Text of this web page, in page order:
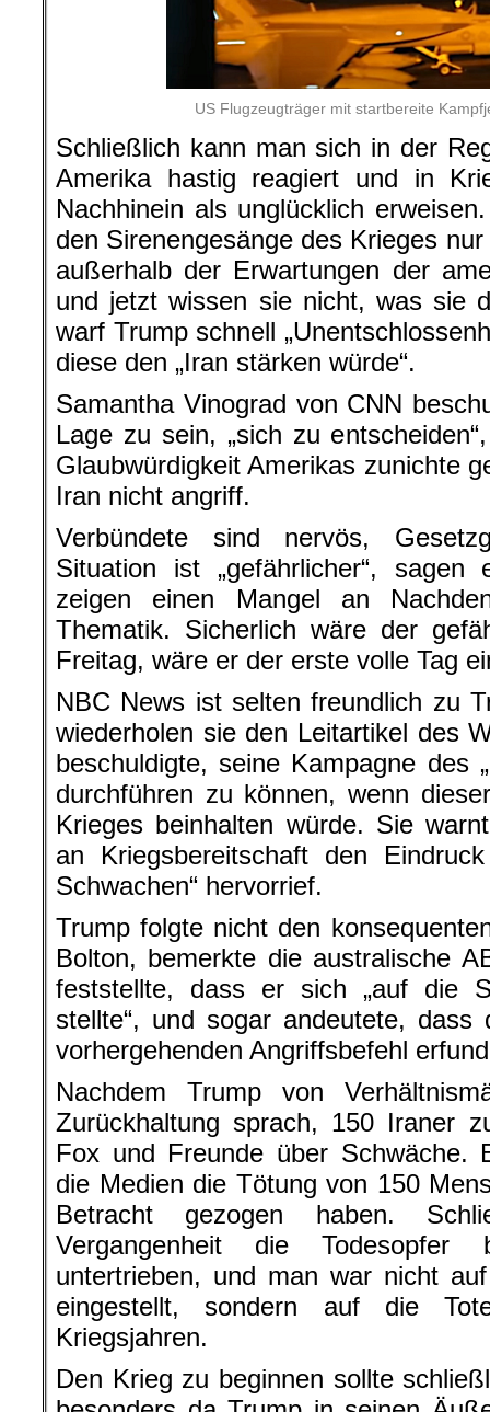
US Flugzeugträger mit startbereite
Schließlich kann man sich in der
Amerika hastig reagiert und in
Nachhinein als unglücklich
den Sirenengesänge des Krieges
außerhalb der Erwartungen der
und jetzt wissen sie nicht, was sie
warf Trump schnell
diese den „Iran stärken würde“.
Samantha Vinograd von CNN
Lage zu sein, „sich zu
Glaubwürdigkeit Amerikas zunichte
Iran nicht angriff.
Verbündete sind nervös,
Situation ist „gefährlicher“, sagen
zeigen einen Mangel an
Thematik. Sicherlich wäre der
Freitag, wäre er der erste volle Tag
NBC News ist selten freundlich zu
wiederholen sie den Leitartikel des
beschuldigte, seine Kampagne des
durchführen zu können, wenn
Krieges beinhalten würde. Sie
an Kriegsbereitschaft den
Schwachen“ hervorrief.
Trump folgte nicht den
Bolton, bemerkte die australische
feststellte, dass er sich „auf die
stellte“, und sogar andeutete,
vorhergehenden Angriffsbefehl
Nachdem Trump von
Zurückhaltung sprach, 150 Iraner
Fox und Freunde über Schwäche.
die Medien die Tötung von 150
Betracht gezogen haben.
Vergangenheit die Todesopfer
untertrieben, und man war nicht
eingestellt, sondern auf die
Kriegsjahren.
Den Krieg zu beginnen sollte